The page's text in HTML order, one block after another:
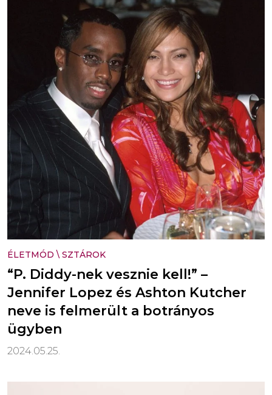
ÉLETMÓD \ SZTÁROK
“P. Diddy-nek vesznie kell!” –
Jennifer Lopez és Ashton Kutcher
neve is felmerült a botrányos
ügyben
2024.05.25.